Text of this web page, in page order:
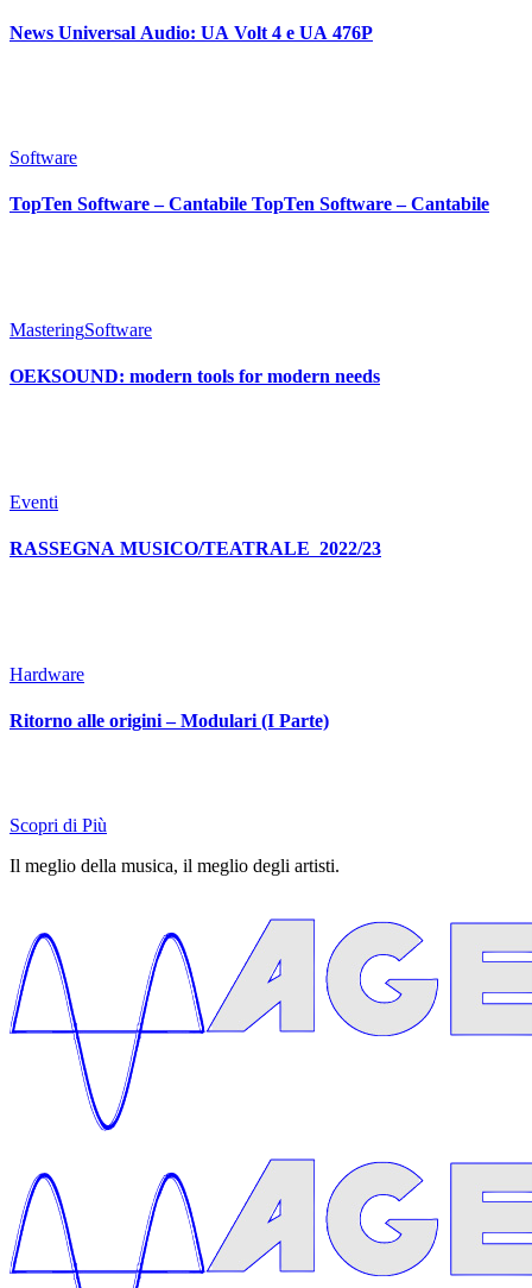
News Universal Audio: UA Volt 4 e UA 476P
Software
TopTen Software – Cantabile TopTen Software – Cantabile
MasteringSoftware
OEKSOUND: modern tools for modern needs
Eventi
RASSEGNA MUSICO/TEATRALE 2022/23
Hardware
Ritorno alle origini – Modulari (I Parte)
Scopri di Più
Il meglio della musica, il meglio degli artisti.